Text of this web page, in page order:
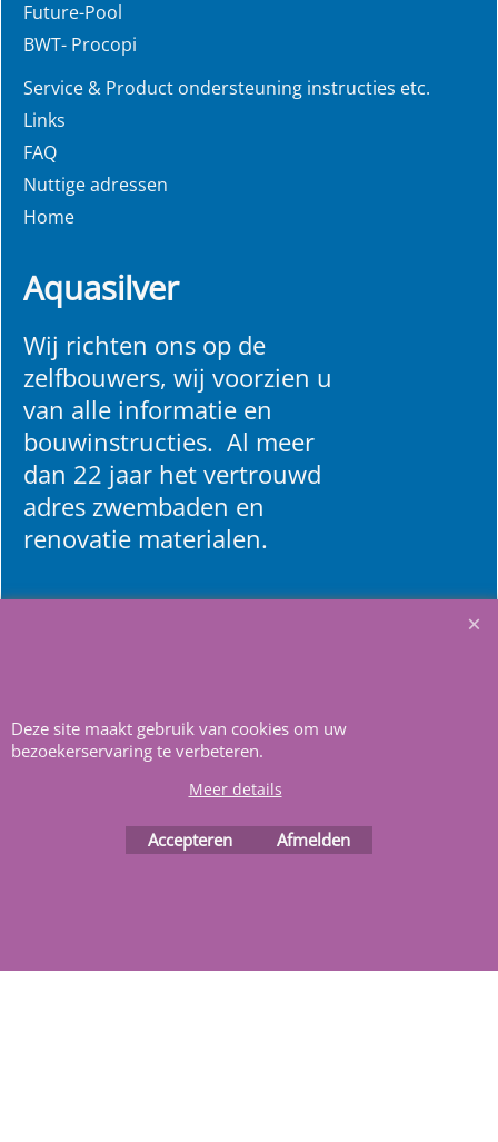
Future-Pool
BWT- Procopi
Service & Product ondersteuning instructies etc.
Links
FAQ
Nuttige adressen
Home
Aquasilver
Wij richten ons op de
zelfbouwers, wij voorzien u
van alle informatie en
bouwinstructies. Al meer
dan 22 jaar het vertrouwd
adres zwembaden en
renovatie materialen.
Webwinkel gemaakt met
ShopFactory webwinkel
Deze site maakt gebruik van cookies om uw
bezoekerservaring te verbeteren.
Meer details
Accepteren Afmelden